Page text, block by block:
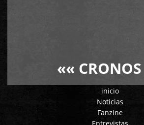
«« CRONOS
inicio
Noticias
Fanzine